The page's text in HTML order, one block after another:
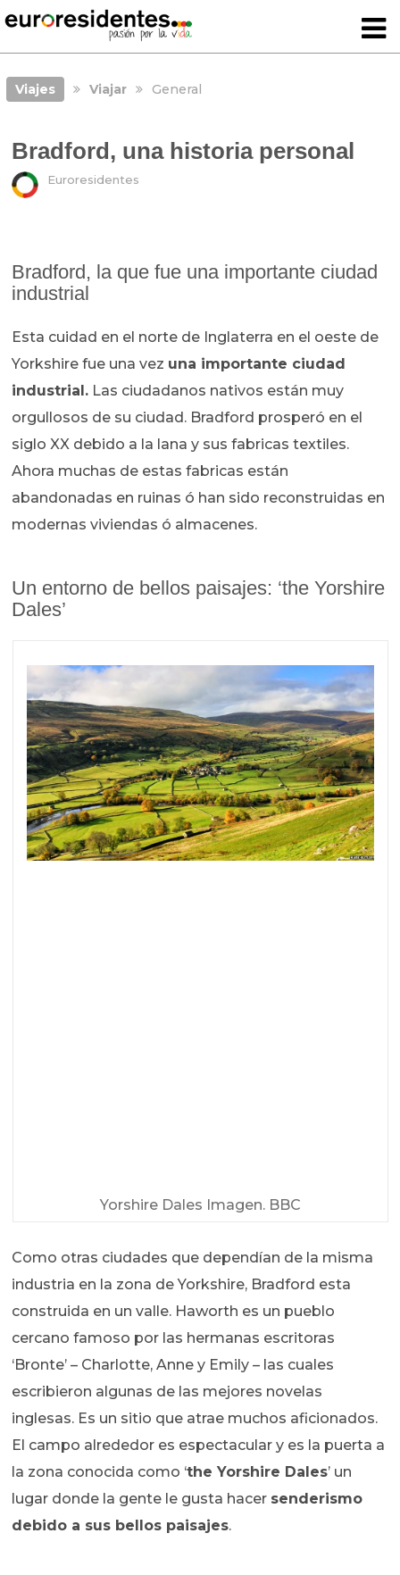
Viajes Viajar General
Bradford, una historia personal
Euroresidentes
Bradford, la que fue una importante ciudad
industrial
Esta cuidad en el norte de Inglaterra en el oeste de
Yorkshire fue una vez una importante ciudad
industrial. Las ciudadanos nativos están muy
orgullosos de su ciudad. Bradford prosperó en el
siglo XX debido a la lana y sus fabricas textiles.
Ahora muchas de estas fabricas están
abandonadas en ruinas ó han sido reconstruidas en
modernas viviendas ó almacenes.
Un entorno de bellos paisajes: ‘the Yorshire
Dales’
Yorshire Dales Imagen. BBC
Como otras ciudades que dependían de la misma
industria en la zona de Yorkshire, Bradford esta
construida en un valle. Haworth es un pueblo
cercano famoso por las hermanas escritoras
‘Bronte’ – Charlotte, Anne y Emily – las cuales
escribieron algunas de las mejores novelas
inglesas. Es un sitio que atrae muchos aficionados.
El campo alrededor es espectacular y es la puerta a
la zona conocida como ‘the Yorshire Dales’ un
lugar donde la gente le gusta hacer senderismo
debido a sus bellos paisajes.